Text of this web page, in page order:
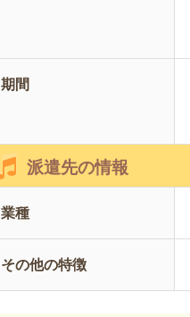
期間
派遣先の情報
業種
その他の特徴